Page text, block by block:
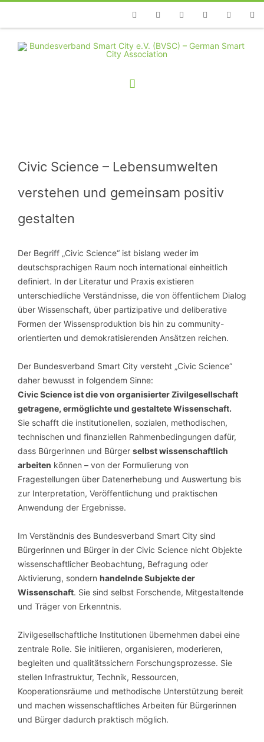
TelefonFacebookTwitterYoutubeInstagramLinkedin
Civic Science – Lebensumwelten
verstehen und gemeinsam positiv
gestalten
Der Begriff „Civic Science“ ist bislang weder im
deutschsprachigen Raum noch international einheitlich
definiert. In der Literatur und Praxis existieren
unterschiedliche Verständnisse, die von öffentlichem Dialog
über Wissenschaft, über partizipative und deliberative
Formen der Wissensproduktion bis hin zu community-
orientierten und demokratisierenden Ansätzen reichen.
Der Bundesverband Smart City versteht „Civic Science“
daher bewusst in folgendem Sinne:
Civic Science ist die von organisierter Zivilgesellschaft
getragene, ermöglichte und gestaltete Wissenschaft.
Sie schafft die institutionellen, sozialen, methodischen,
technischen und finanziellen Rahmenbedingungen dafür,
dass Bürgerinnen und Bürger selbst wissenschaftlich
arbeiten können – von der Formulierung von
Fragestellungen über Datenerhebung und Auswertung bis
zur Interpretation, Veröffentlichung und praktischen
Anwendung der Ergebnisse.
Im Verständnis des Bundesverband Smart City sind
Bürgerinnen und Bürger in der Civic Science nicht Objekte
wissenschaftlicher Beobachtung, Befragung oder
Aktivierung, sondern handelnde Subjekte der
Wissenschaft. Sie sind selbst Forschende, Mitgestaltende
und Träger von Erkenntnis.
Zivilgesellschaftliche Institutionen übernehmen dabei eine
zentrale Rolle. Sie initiieren, organisieren, moderieren,
begleiten und qualitätssichern Forschungsprozesse. Sie
stellen Infrastruktur, Technik, Ressourcen,
Kooperationsräume und methodische Unterstützung bereit
und machen wissenschaftliches Arbeiten für Bürgerinnen
und Bürger dadurch praktisch möglich.